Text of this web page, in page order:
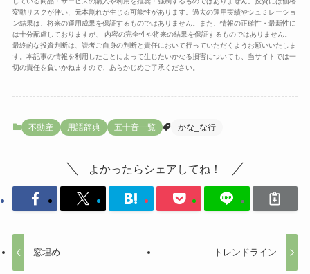
変動リスクが伴い、元本割れが生じる可能性があります。過去の運用実績やシュミレーショ
ン結果は、将来の運用成果を保証するものではありません。また、情報の正確性・最新性に
は十分配慮しておりますが、 内容の完全性や将来の結果を保証するものではありません。
最終的な投資判断は、読者ご自身の判断と責任において行っていただくようお願いいたしま
す。本記事の情報を利用したことによって生じたいかなる損害についても、当サイトでは一
切の責任を負いかねますので、あらかじめご了承ください。
不動産 用語辞典 五十音一覧 かな_な行
よかったらシェアしてね！
窓埋め トレンドライン